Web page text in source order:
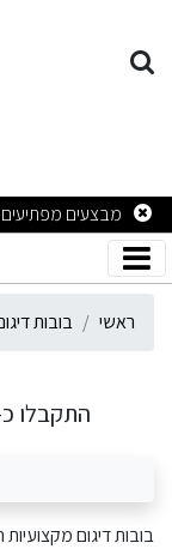
בובות
מבצעים
ראשי בובות
התקבלו כ-15 מוצרים, עמוד 1 מ-1
בובות דיגום